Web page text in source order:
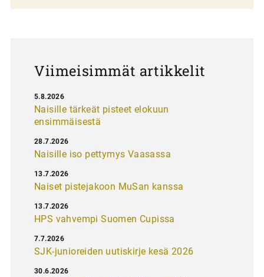
Viimeisimmät artikkelit
Naisille tärkeät pisteet elokuun
ensimmäisestä
5.8.2026
Naisille iso pettymys Vaasassa
28.7.2026
Naiset pistejakoon MuSan kanssa
13.7.2026
HPS vahvempi Suomen Cupissa
13.7.2026
SJK-junioreiden uutiskirje kesä 2026
7.7.2026
30.6.2026